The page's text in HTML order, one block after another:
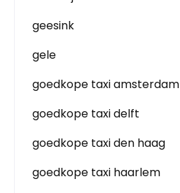
geesink
gele
goedkope taxi amsterdam
goedkope taxi delft
goedkope taxi den haag
goedkope taxi haarlem